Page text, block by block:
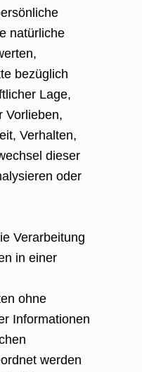
natürliche
bezüglich
Lage,
Vorlieben,
Verhalten,
dieser
oder
Verarbeitung
in einer
ohne
Informationen
werden